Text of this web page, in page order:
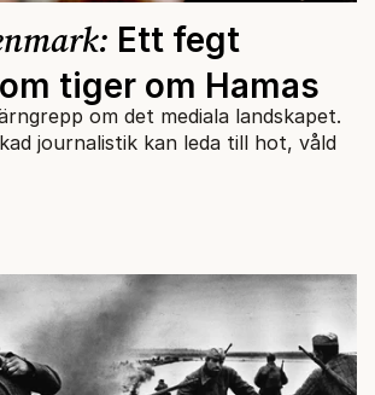
Ett fegt
tiger om Hamas
om det mediala landskapet.
journalistik kan leda till hot, våld